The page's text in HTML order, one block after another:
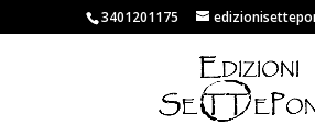
3401201175